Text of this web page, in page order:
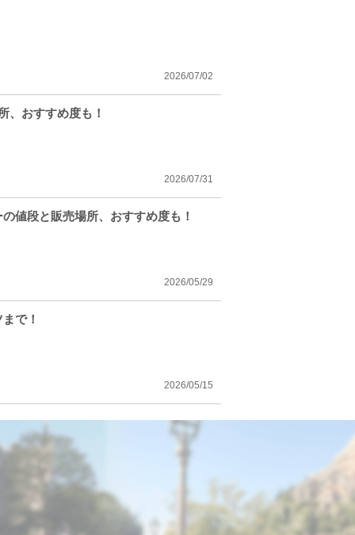
2026/07/02
、おすすめ度も！
2026/07/31
値段と販売場所、おすすめ度も！
2026/05/29
で！
2026/05/15